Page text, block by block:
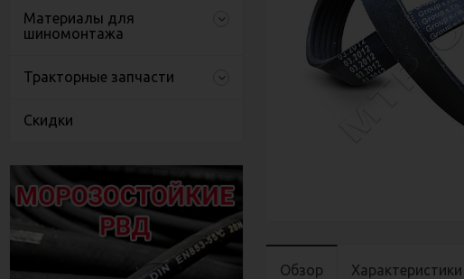
Материалы для
шиномонтажа
Тракторные запчасти
Скидки
Обзор Характеристики